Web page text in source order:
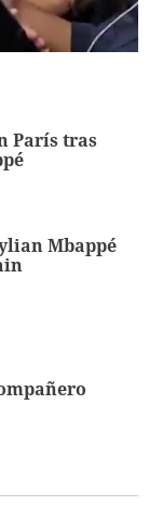
París tras
Mbappé